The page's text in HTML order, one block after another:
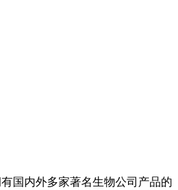
国内外多家著名生物公司产品的